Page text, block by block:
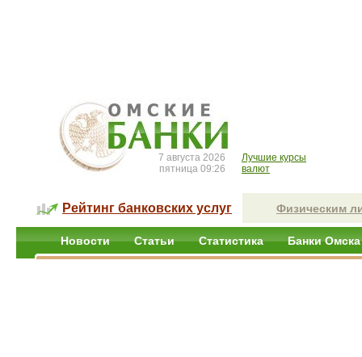
7 августа 2026
пятница 09:26
Лучшие курсы
валют
Рейтинг банковских услуг Физическим
Новости Статьи Статистика Банки Омска